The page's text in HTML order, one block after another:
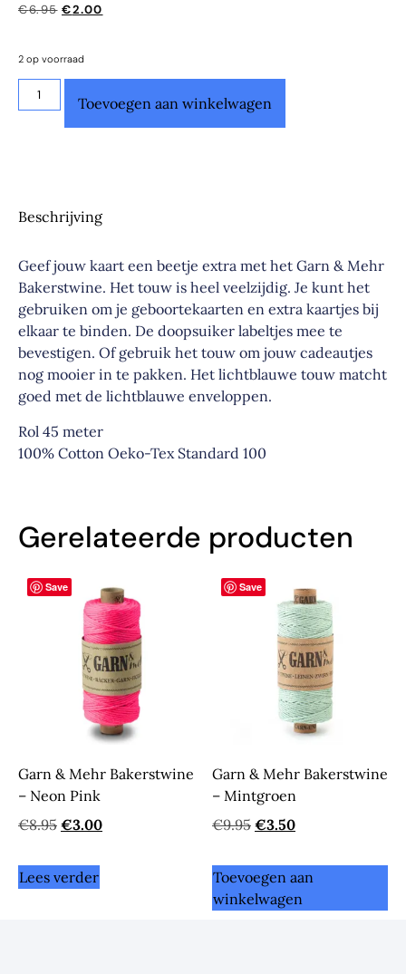
€6.95 €2.00
2 op voorraad
Toevoegen aan winkelwagen
Beschrijving
Geef jouw kaart een beetje extra met het Garn & Mehr
Bakerstwine. Het touw is heel veelzijdig. Je kunt het
gebruiken om je geboortekaarten en extra kaartjes bij
elkaar te binden. De doopsuiker labeltjes mee te
bevestigen. Of gebruik het touw om jouw cadeautjes
nog mooier in te pakken. Het lichtblauwe touw matcht
goed met de lichtblauwe enveloppen.
Rol 45 meter
100% Cotton Oeko-Tex Standard 100
Gerelateerde producten
Save
Garn & Mehr Bakerstwine
– Neon Pink
€8.95 €3.00
Lees verder
Save
Garn & Mehr Bakerstwine
– Mintgroen
€9.95 €3.50
Toevoegen aan
winkelwagen